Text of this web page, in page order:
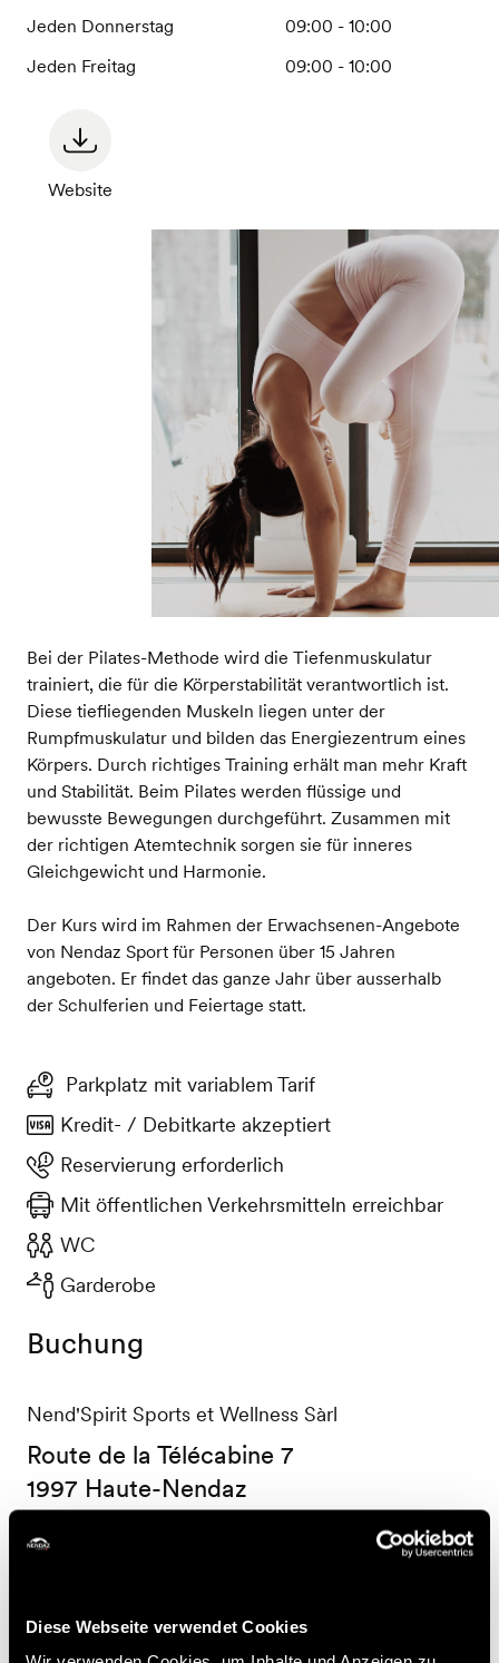
Diese Webseite verwendet Cookies
Jeden Donnerstag
09:00 - 10:00
Jeden Freitag
09:00 - 10:00
Website
Bei der Pilates-Methode wird die Tiefenmuskulatur
trainiert, die für die Körperstabilität verantwortlich ist.
Diese tiefliegenden Muskeln liegen unter der
Rumpfmuskulatur und bilden das Energiezentrum eines
Körpers. Durch richtiges Training erhält man mehr Kraft
und Stabilität. Beim Pilates werden flüssige und
bewusste Bewegungen durchgeführt. Zusammen mit
der richtigen Atemtechnik sorgen sie für inneres
Gleichgewicht und Harmonie.
Der Kurs wird im Rahmen der Erwachsenen-Angebote
von Nendaz Sport für Personen über 15 Jahren
angeboten. Er findet das ganze Jahr über ausserhalb
der Schulferien und Feiertage statt.
Parkplatz mit variablem Tarif
Kredit- / Debitkarte akzeptiert
Reservierung erforderlich
Mit öffentlichen Verkehrsmitteln erreichbar
WC
Garderobe
Buchung
Nend'Spirit Sports et Wellness Sàrl
Route de la Télécabine 7
1997 Haute-Nendaz
+41 27 565 53 13
info@nendspirit.ch